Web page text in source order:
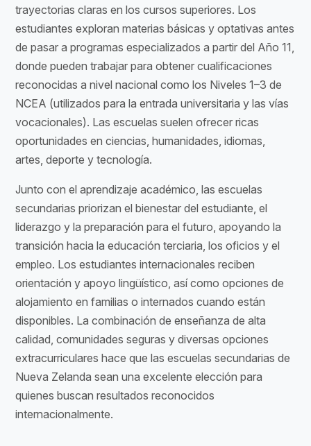
trayectorias claras en los cursos superiores. Los
estudiantes exploran materias básicas y optativas antes
de pasar a programas especializados a partir del Año 11,
donde pueden trabajar para obtener cualificaciones
reconocidas a nivel nacional como los Niveles 1–3 de
NCEA (utilizados para la entrada universitaria y las vías
vocacionales). Las escuelas suelen ofrecer ricas
oportunidades en ciencias, humanidades, idiomas,
artes, deporte y tecnología.
Junto con el aprendizaje académico, las escuelas
secundarias priorizan el bienestar del estudiante, el
liderazgo y la preparación para el futuro, apoyando la
transición hacia la educación terciaria, los oficios y el
empleo. Los estudiantes internacionales reciben
orientación y apoyo lingüístico, así como opciones de
alojamiento en familias o internados cuando están
disponibles. La combinación de enseñanza de alta
calidad, comunidades seguras y diversas opciones
extracurriculares hace que las escuelas secundarias de
Nueva Zelanda sean una excelente elección para
quienes buscan resultados reconocidos
internacionalmente.